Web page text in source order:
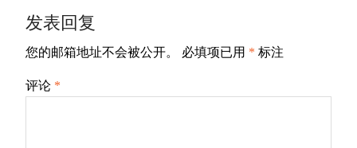
航
发表回复
您的邮箱地址不会被公开。 必填项已用 * 标注
评论 *